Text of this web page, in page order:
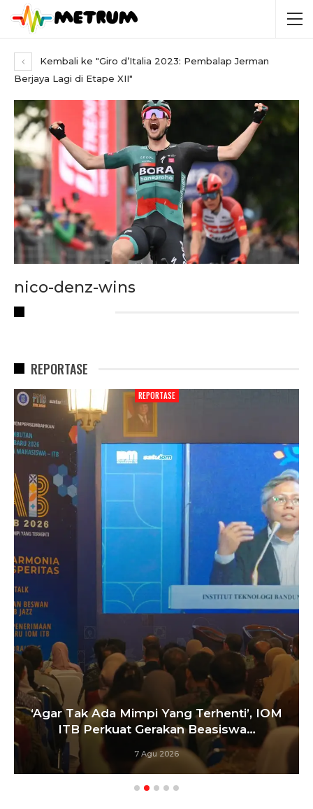
Kembali ke "Giro d’Italia 2023: Pembalap Jerman
Berjaya Lagi di Etape XII"
nico-denz-wins
REPORTASE
REPORTASE
‘Agar Tak Ada Mimpi Yang Terhenti’, IOM
ITB Perkuat Gerakan Beasiswa…
7 Agu 2026